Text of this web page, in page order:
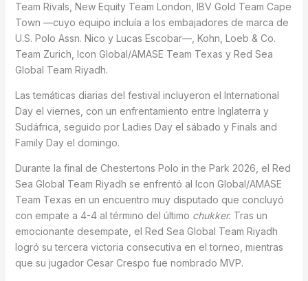
Team Rivals, New Equity Team London, IBV Gold Team Cape
Town —cuyo equipo incluía a los embajadores de marca de
U.S. Polo Assn. Nico y Lucas Escobar—, Kohn, Loeb & Co.
Team Zurich, Icon Global/AMASE Team Texas y Red Sea
Global Team Riyadh.
Las temáticas diarias del festival incluyeron el International
Day el viernes, con un enfrentamiento entre Inglaterra y
Sudáfrica, seguido por Ladies Day el sábado y Finals and
Family Day el domingo.
Durante la final de Chestertons Polo in the Park 2026, el Red
Sea Global Team Riyadh se enfrentó al Icon Global/AMASE
Team Texas en un encuentro muy disputado que concluyó
con empate a 4-4 al término del último chukker. Tras un
emocionante desempate, el Red Sea Global Team Riyadh
logró su tercera victoria consecutiva en el torneo, mientras
que su jugador Cesar Crespo fue nombrado MVP.